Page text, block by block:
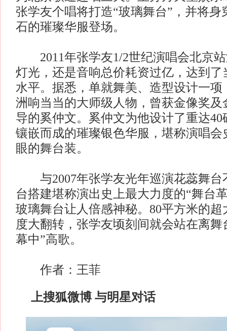
张学友个唱将打造“玻璃舞台”，并将身
石的璀璨华服登场。
2011年张学友1/2世纪演唱会北京站
灯光，还是音响总价耗资过亿，达到了
水平。据悉，单就舞美、造型设计一项
洲响当当的大师级人物，曾获金像奖及
导的奚仲文。奚仲文为他设计了重达40
镶嵌而成的璀璨银色华服，堪称演唱会
眼的舞台装。
与2007年张学友光年巡演花蕊舞台
台搭建堪称演出史上最大力度的“舞台
玻璃舞台让人倍感神秘。80平方米的超
度大翻转，张学友顷刻间就会站在离舞
幕中”高歌。
作者：王菲
上搜狐微博 与明星对话